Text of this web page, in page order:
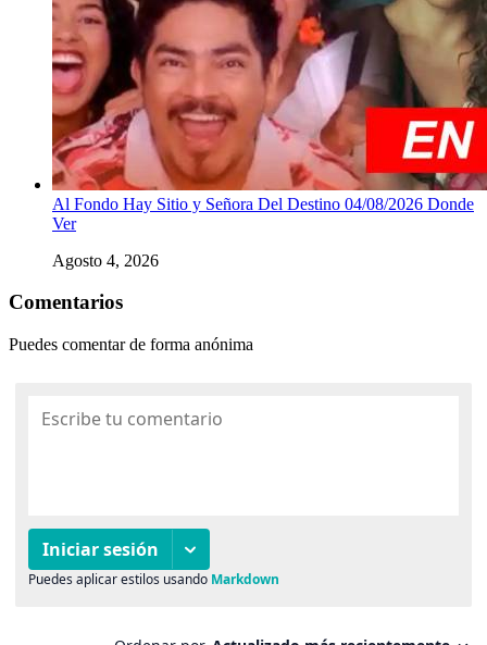
Al Fondo Hay Sitio y Señora Del Destino 04/08/2026 Donde
Ver
Agosto 4, 2026
Comentarios
Puedes comentar de forma anónima